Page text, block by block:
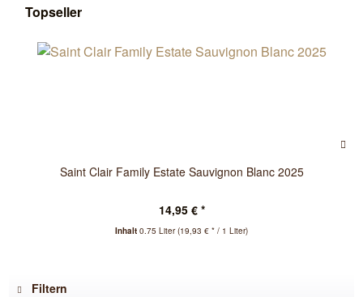
Topseller
Saint Clair Family Estate Sauvignon Blanc 2025
14,95 € *
Inhalt 0.75 Liter(19,93 € * / 1 Liter)
Filtern